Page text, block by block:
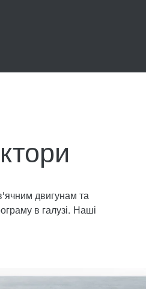
двигунам та
в галузі. Наші